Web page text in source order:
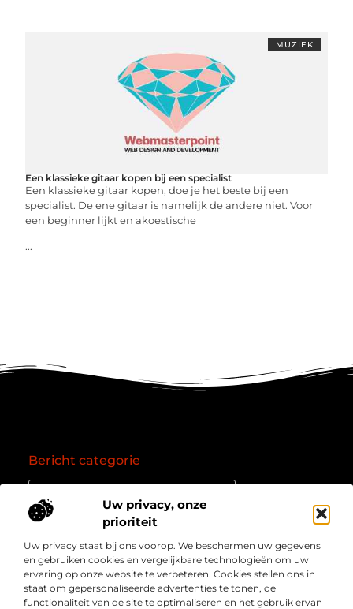
Uw privacy, onze
prioriteit
Uw privacy staat bij ons voorop. We beschermen uw gegevens
en gebruiken cookies en vergelijkbare technologieën om uw
ervaring op onze website te verbeteren. Cookies stellen ons in
staat om gepersonaliseerde advertenties te tonen, de
functionaliteit van de site te optimaliseren en het gebruik ervan
MUZIEK
Een klassieke gitaar kopen bij een specialist
Een klassieke gitaar kopen, doe je het beste bij een
specialist. De ene gitaar is namelijk de andere niet. Voor
een beginner lijkt en akoestische
...
Over
Bedrijf
” Jouw bron voor kennis, inzichten en inspiratie “
Laat je meenemen in diepgaande content, slimme tips
Onze informatie
Bericht categorie